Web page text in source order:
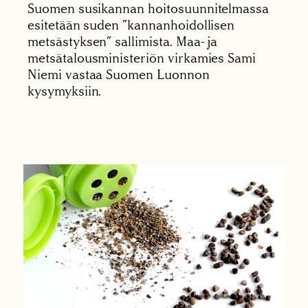
Suomen susikannan hoitosuunnitelmassa
esitetään suden ”kannanhoidollisen
metsästyksen” sallimista. Maa- ja
metsätalousministeriön virkamies Sami
Niemi vastaa Suomen Luonnon
kysymyksiin.